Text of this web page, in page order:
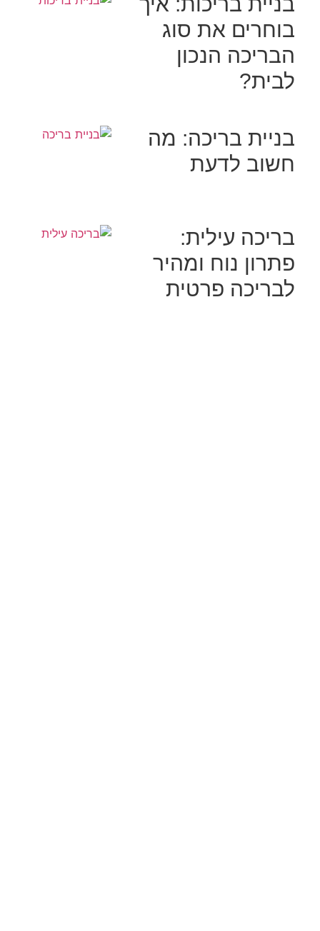
בוחרים את סוג
הבריכה הנכון
לבית?
בניית בריכה: מה
חשוב לדעת
בריכה עילית:
פתרון נוח ומהיר
לבריכה פרטית